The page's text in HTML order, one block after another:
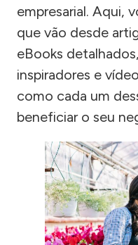
empresarial. Aqui,
que vão desde
eBooks
inspiradores e
como cada um
beneficiar o seu